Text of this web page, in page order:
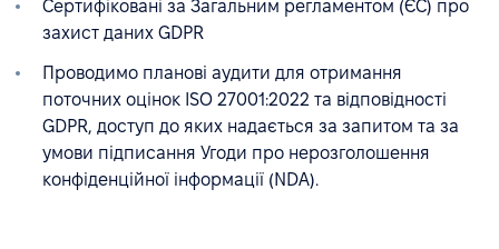
Сертифіковані за Загальним регламентом (ЄС) про
захист даних GDPR
Проводимо планові аудити для отримання
поточних оцінок ISO 27001:2022 та відповідності
GDPR, доступ до яких надається за запитом та за
умови підписання Угоди про нерозголошення
конфіденційної інформації (NDA).